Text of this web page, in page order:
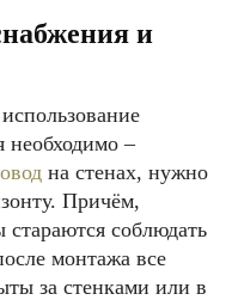
и
необходимо –
на стенах, нужно
Причём,
стараются соблюдать
монтажа все
за стенками или в